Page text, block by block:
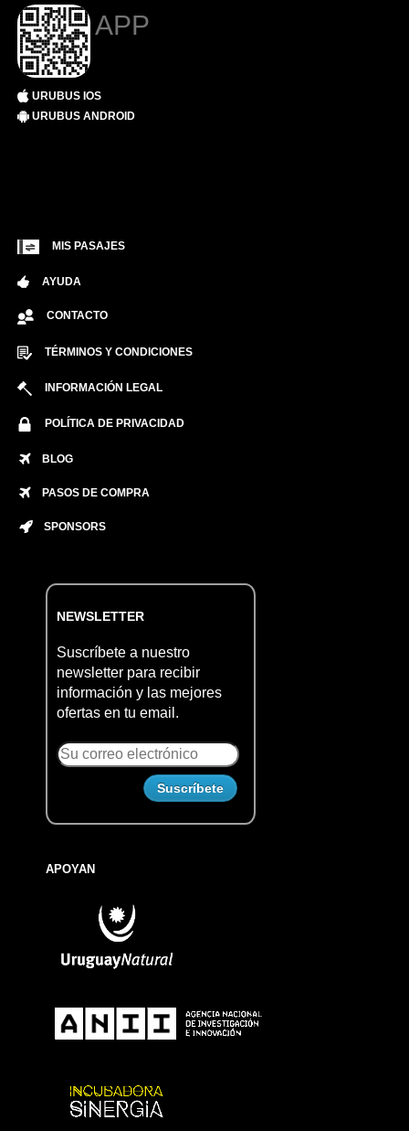
APP
URUBUS IOS
URUBUS ANDROID
MIS PASAJES
AYUDA
CONTACTO
TÉRMINOS Y CONDICIONES
INFORMACIÓN LEGAL
POLÍTICA DE PRIVACIDAD
BLOG
PASOS DE COMPRA
SPONSORS
NEWSLETTER
Suscríbete a nuestro
newsletter para recibir
información y las mejores
ofertas en tu email.
APOYAN